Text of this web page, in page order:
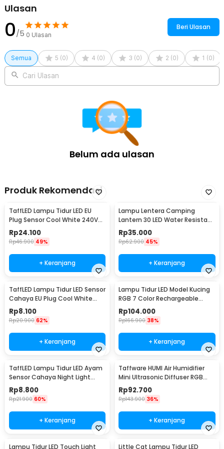
Ulasan
0/5 0 Ulasan
Beri Ulasan
Semua 5 (0) 4 (0) 3 (0) 2 (0) 1 (0)
Cari Ulasan
Belum ada ulasan
Produk Rekomendasi
TaffLED Lampu Tidur LED EU
Plug Sensor Cool White 240V
0.5W - LXX3148
Rp24.100
Rp46.900 49%
+ Keranjang
Lampu Lentera Camping
Lantern 30 LED Water Resistant
- GY18
Rp35.000
Rp62.900 45%
+ Keranjang
TaffLED Lampu Tidur LED Sensor
Cahaya EU Plug Cool White
0.5W 250V - L200
Rp8.100
Rp20.900 62%
+ Keranjang
Lampu Tidur LED Model Kucing
RGB 7 Color Rechargeable
0.4W 5V 1200mAh - LJC-101
Rp104.000
Rp166.900 38%
+ Keranjang
TaffLED Lampu Tidur LED Ayam
Sensor Cahaya Night Light
Warm White 5W - GY01
Rp8.800
Rp21.900 60%
+ Keranjang
Taffware HUMI Air Humidifier
Mini Ultrasonic Diffuser RGB
500ml Remote - HUMI H14A
Rp92.700
Rp143.900 36%
+ Keranjang
Lampu Tidur LED Touch Light Little Cat Lampu Tidur LED